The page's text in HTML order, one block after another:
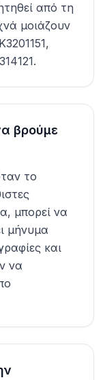
από τη
μοιάζουν
βρούμε
το
μπορεί να
μήνυμα
και
να